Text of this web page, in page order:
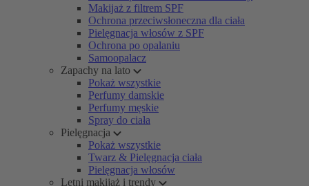
Makijaż z filtrem SPF
Ochrona przeciwsłoneczna dla ciała
Pielęgnacja włosów z SPF
Ochrona po opalaniu
Samoopalacz
Zapachy na lato
Pokaż wszystkie
Perfumy damskie
Perfumy męskie
Spray do ciała
Pielęgnacja
Pokaż wszystkie
Twarz & Pielęgnacja ciała
Pielęgnacja włosów
Letni makijaż i trendy